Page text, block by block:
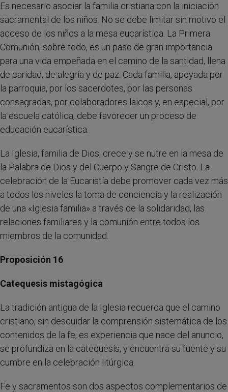
Es necesario asociar la familia cristiana con la iniciación
sacramental de los niños. No se debe limitar sin motivo el
acceso de los niños a la mesa eucarística. La Primera
Comunión, sobre todo, es un paso de gran importancia
para una vida empeñada en el camino de la santidad, llena
de caridad, de alegría y de paz. Cada familia, apoyada por
la parroquia, por los sacerdotes, por las personas
consagradas, por colaboradores laicos y, en especial, por
la escuela católica, debe favorecer un proceso de
educación eucarística.
La Iglesia, familia de Dios, crece y se nutre en la mesa de
la Palabra de Dios y del Cuerpo y Sangre de Cristo. La
celebración de la Eucaristía debe promover cada vez más
a todos los niveles la toma de conciencia y la realización
de una «Iglesia familia» a través de la solidaridad, las
relaciones familiares y la comunión entre todos los
miembros de la comunidad.
Proposición 16
Catequesis mistagógica
La tradición antigua de la Iglesia recuerda que el camino
cristiano, sin descuidar la comprensión sistemática de los
contenidos de la fe, es experiencia que nace del anuncio,
se profundiza en la catequesis, y encuentra su fuente y su
cumbre en la celebración litúrgica.
Fe y sacramentos son dos aspectos complementarios de